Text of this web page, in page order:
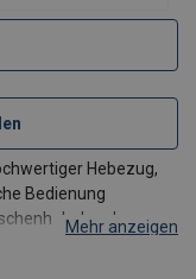
Hebezug,
Bedienung
und
und
Anwendungen.
Mehr anzeigen